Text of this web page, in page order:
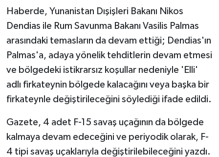
Haberde, Yunanistan Dışişleri Bakanı Nikos
Dendias ile Rum Savunma Bakanı Vasilis Palmas
arasındaki temasların da devam ettiği; Dendias'ın
Palmas'a, adaya yönelik tehditlerin devam etmesi
ve bölgedeki istikrarsız koşullar nedeniyle 'Elli'
adlı firkateynin bölgede kalacağını veya başka bir
firkateynle değiştirileceğini söylediği ifade edildi.
Gazete, 4 adet F-15 savaş uçağının da bölgede
kalmaya devam edeceğini ve periyodik olarak, F-
4 tipi savaş uçaklarıyla değiştirilebileceğini yazdı.